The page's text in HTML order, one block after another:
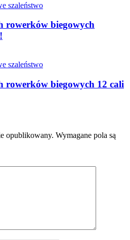
szaleństwo
rowerków biegowych
szaleństwo
rowerków biegowych 12 cali
opublikowany. Wymagane pola są